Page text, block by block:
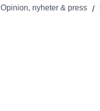
Opinion, nyheter & press